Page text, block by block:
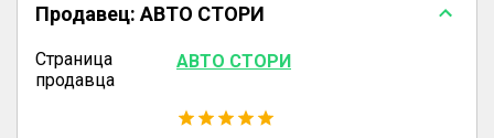
Продавец: АВТО СТОРИ
Страница
продавца
АВТО СТОРИ